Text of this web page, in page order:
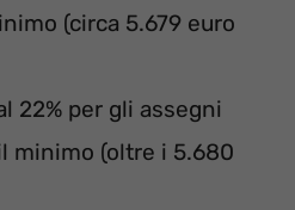
(circa 5.679 euro
22% per gli assegni
minimo (oltre i 5.680